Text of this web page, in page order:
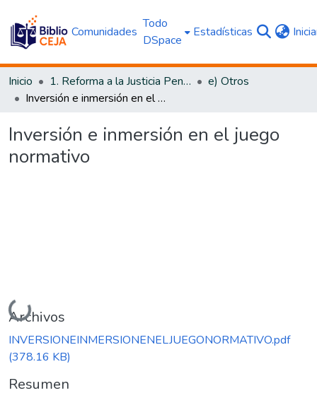
Comunidades
Todo
DSpace
Estadísticas
Inicio 1. Reforma a la Justicia Penal
e) Otros
Inversión e inmersión en el juego normativo
Inversión e inmersión en el juego
normativo
Cargando...
Archivos
INVERSIONEINMERSIONENELJUEGONORMATIVO.pdf
(378.16 KB)
Resumen